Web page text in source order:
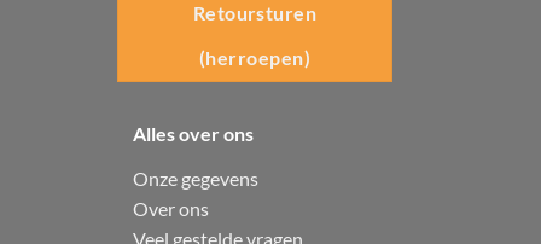
Retoursturen
(herroepen)
Alles over ons
Onze gegevens
Over ons
Veel gestelde vragen